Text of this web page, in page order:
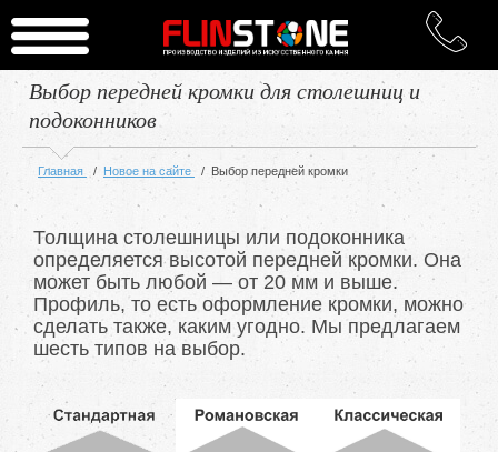
Выбор передней кромки для столешниц и
подоконников
Главная / Новое на сайте / Выбор передней кромки
Толщина столешницы или подоконника
определяется высотой передней кромки. Она
может быть любой — от 20 мм и выше.
Профиль, то есть оформление кромки, можно
сделать также, каким угодно. Мы предлагаем
шесть типов на выбор.